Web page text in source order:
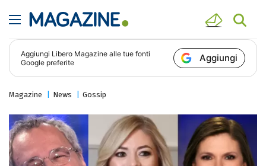
Aggiungi Libero Magazine alle tue fonti
Google preferite
Aggiungi
Magazine News Gossip